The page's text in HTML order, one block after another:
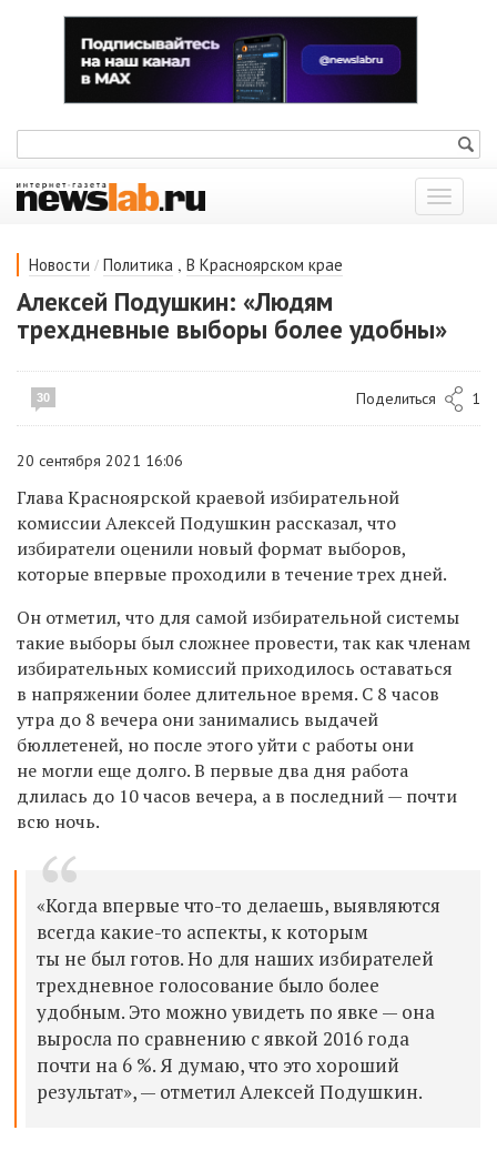
Показать
меню
Новости / Политика , В Красноярском крае
Алексей Подушкин: «Людям
трехдневные выборы более удобны»
30 Поделиться 1
20 сентября 2021 16:06
Глава Красноярской краевой избирательной
комиссии Алексей Подушкин рассказал, что
избиратели оценили новый формат выборов,
которые впервые проходили в течение трех дней.
Он отметил, что для самой избирательной системы
такие выборы был сложнее провести, так как членам
избирательных комиссий приходилось оставаться
в напряжении более длительное время. С 8 часов
утра до 8 вечера они занимались выдачей
бюллетеней, но после этого уйти с работы они
не могли еще долго. В первые два дня работа
длилась до 10 часов вечера, а в последний — почти
всю ночь.
«Когда впервые что-то делаешь, выявляются
всегда какие-то аспекты, к которым
ты не был готов. Но для наших избирателей
трехдневное голосование было более
удобным. Это можно увидеть по явке — она
выросла по сравнению с явкой 2016 года
почти на 6 %. Я думаю, что это хороший
результат», — отметил Алексей Подушкин.